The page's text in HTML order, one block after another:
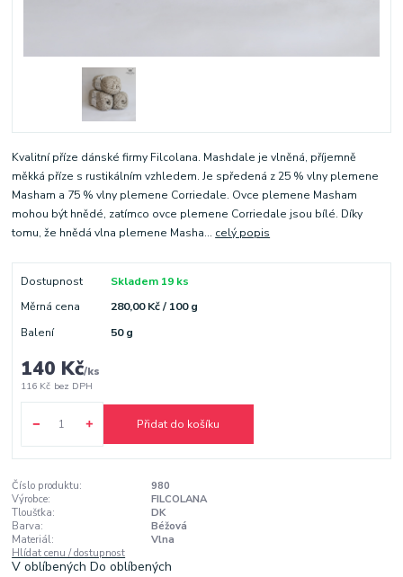
Kvalitní příze dánské firmy Filcolana. Mashdale je vlněná, příjemně
měkká příze s rustikálním vzhledem. Je spředená z 25 % vlny plemene
Masham a 75 % vlny plemene Corriedale. Ovce plemene Masham
mohou být hnědé, zatímco ovce plemene Corriedale jsou bílé. Díky
tomu, že hnědá vlna plemene Masha... celý popis
Dostupnost
Skladem 19 ks
Měrná cena
280,00 Kč / 100 g
Balení
50 g
140 Kč/ks
116 Kč bez DPH
Přidat do košíku
Číslo produktu:
980
Výrobce:
FILCOLANA
Tloušťka:
DK
Barva:
Béžová
Materiál:
Vlna
Hlídat cenu / dostupnost
V oblíbenýchDo oblíbených